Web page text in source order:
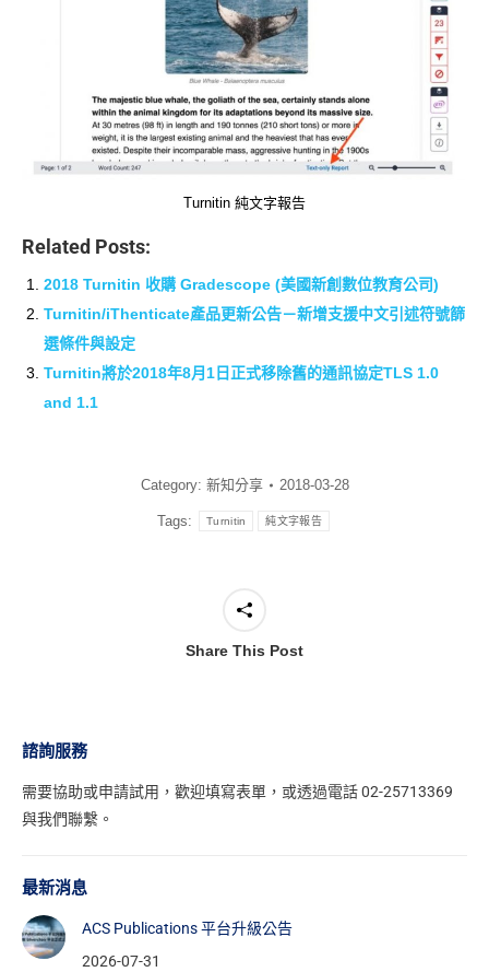
Turnitin 純文字報告
Related Posts:
2018 Turnitin 收購 Gradescope (美國新創數位教育公司)
Turnitin/iThenticate產品更新公告－新增支援中文引述符號篩
選條件與設定
Turnitin將於2018年8月1日正式移除舊的通訊協定TLS 1.0
and 1.1
Category: 新知分享 2018-03-28
Tags: Turnitin 純文字報告
Share This Post
諮詢服務
需要協助或申請試用， 歡迎填寫表單 ，或透過電話 02-25713369
與我們聯繫。
最新消息
ACS Publications 平台升級公告
2026-07-31